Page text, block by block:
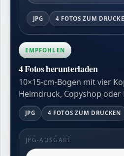
JPG 4 FOTOS ZUM
EMPFOHLEN
4 Fotos herunterladen
10×15-cm-Bogen mit vier
Heimdruck, Copyshop oder
JPG 4 FOTOS ZUM DRUCKEN
JPG-AUSGABE